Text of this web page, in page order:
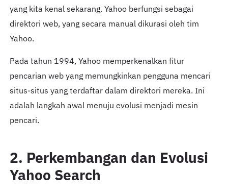
yang kita kenal sekarang. Yahoo berfungsi sebagai
direktori web, yang secara manual dikurasi oleh tim
Yahoo.
Pada tahun 1994, Yahoo memperkenalkan fitur
pencarian web yang memungkinkan pengguna mencari
situs-situs yang terdaftar dalam direktori mereka. Ini
adalah langkah awal menuju evolusi menjadi mesin
pencari.
2. Perkembangan dan Evolusi
Yahoo Search